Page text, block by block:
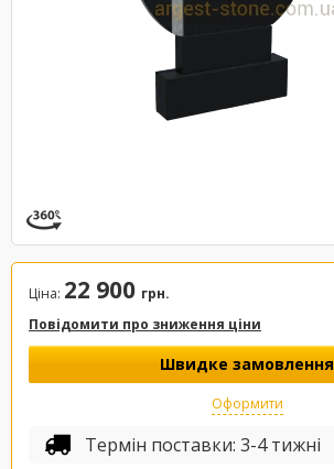
Ціна: 22 900 грн.
Повідомити про зниження ціни
Швидке замовлення
Оформити
Термін поставки: 3-4 тижні